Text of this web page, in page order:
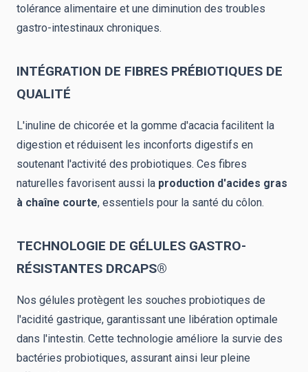
tolérance alimentaire et une diminution des troubles
gastro-intestinaux chroniques.
INTÉGRATION DE FIBRES PRÉBIOTIQUES DE
QUALITÉ
L'inuline de chicorée et la gomme d'acacia facilitent la
digestion et réduisent les inconforts digestifs en
soutenant l'activité des probiotiques. Ces fibres
naturelles favorisent aussi la production d'acides gras
à chaîne courte, essentiels pour la santé du côlon.
TECHNOLOGIE DE GÉLULES GASTRO-
RÉSISTANTES DRCAPS®
Nos gélules protègent les souches probiotiques de
l'acidité gastrique, garantissant une libération optimale
dans l'intestin. Cette technologie améliore la survie des
bactéries probiotiques, assurant ainsi leur pleine